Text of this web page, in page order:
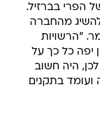
הפרי בברזיל.
להשיג מהחברה
"הרשויות
יפה כל כך על
היה חשוב
ועומד בתקנים